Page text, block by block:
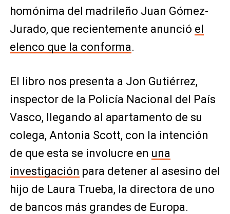
homónima del madrileño Juan Gómez-
Jurado, que recientemente anunció el
elenco que la conforma.
El libro nos presenta a Jon Gutiérrez,
inspector de la Policía Nacional del País
Vasco, llegando al apartamento de su
colega, Antonia Scott, con la intención
de que esta se involucre en una
investigación para detener al asesino del
hijo de Laura Trueba, la directora de uno
de bancos más grandes de Europa.